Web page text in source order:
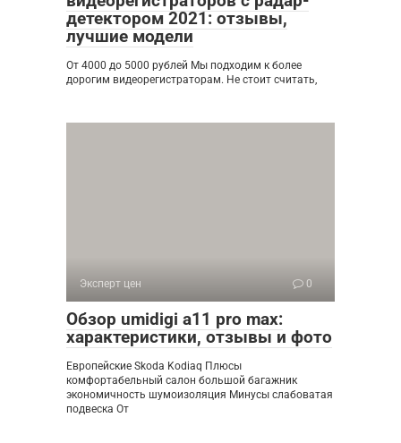
детектором 2021: отзывы,
лучшие модели
От 4000 до 5000 рублей Мы подходим к более
дорогим видеорегистраторам. Не стоит считать,
Эксперт цен 0
Обзор umidigi a11 pro max:
характеристики, отзывы и фото
Европейские Skoda Kodiaq Плюсы
комфортабельный салон большой багажник
экономичность шумоизоляция Минусы слабоватая
подвеска От